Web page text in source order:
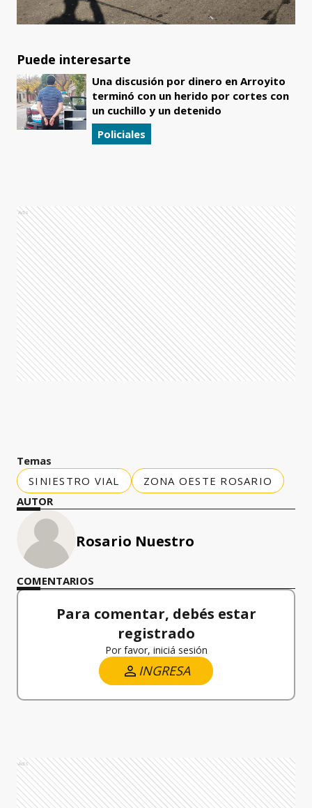
Puede interesarte
Una discusión por dinero en Arroyito
terminó con un herido por cortes con
un cuchillo y un detenido
Policiales
Ads
Temas
SINIESTRO VIAL
ZONA OESTE ROSARIO
AUTOR
Rosario Nuestro
COMENTARIOS
Para comentar, debés estar
registrado
Por favor, iniciá sesión
INGRESA
Ads